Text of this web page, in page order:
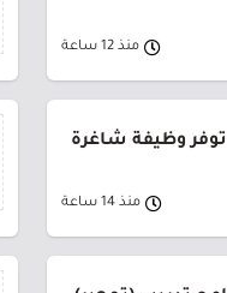
منذ 12 ساعة
توفر وظيفة شاغرة
منذ 14 ساعة